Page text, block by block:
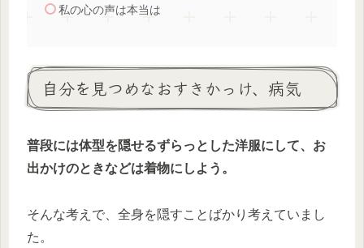
私の心の声は本当は
自分を見つめなおすきかっけ、病気
普段には体型を隠せるずらっとした洋服にして、お
出かけのときなどは着物にしよう。
そんな考えで、全身を隠すことばかり考えていまし
た。